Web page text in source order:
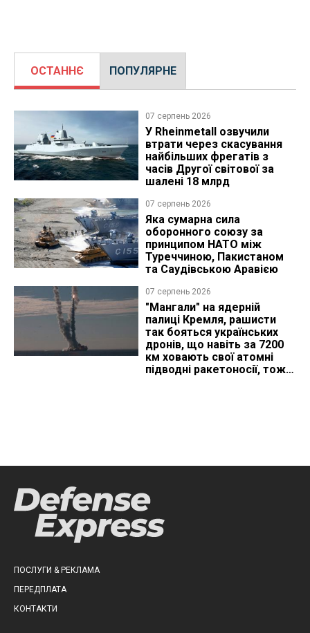
ОСТАННЄ ПОПУЛЯРНЕ
07 серпень 2026
У Rheinmetall озвучили
втрати через скасування
найбільших фрегатів з
часів Другої світової за
шалені 18 млрд
07 серпень 2026
Яка сумарна сила
оборонного союзу за
принципом НАТО між
Туреччиною, Пакистаном
та Саудівською Аравією
07 серпень 2026
"Мангали" на ядерній
палиці Кремля, рашисти
так бояться українських
дронів, що навіть за 7200
км ховають свої атомні
підводні ракетоносії, тож
ПОСЛУГИ & РЕКЛАМА
ПЕРЕДПЛАТА
КОНТАКТИ